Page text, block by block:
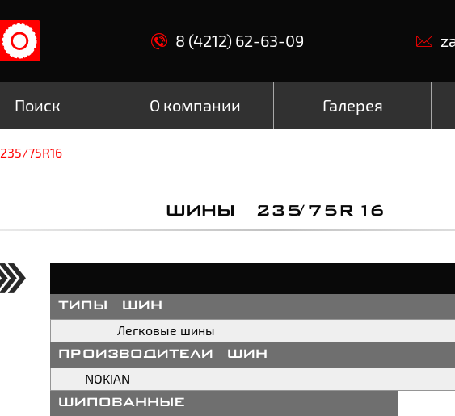
8 (4212) 62-63-09
Поиск О компании Галерея
235/75R16
ШИНЫ 235/75R16
типы шин
Легковые шины
производители шин
NOKIAN
шипованные